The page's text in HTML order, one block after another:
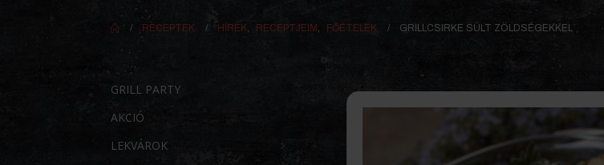
RECEPTEK HÍREK RECEPTJEIM FŐÉTELEK GRILLCSIRKE SÜLT ZÖLDSÉGEKKEL
GRILL PARTY
AKCIÓ
LEKVÁROK